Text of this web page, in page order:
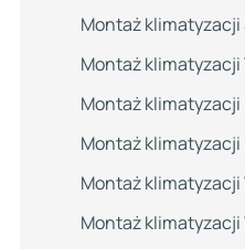
Montaż
Montaż klimatyzacji
Montaż klimatyzacji
Montaż klimatyzacji
Montaż klimatyzacji
Montaż klimatyzacji